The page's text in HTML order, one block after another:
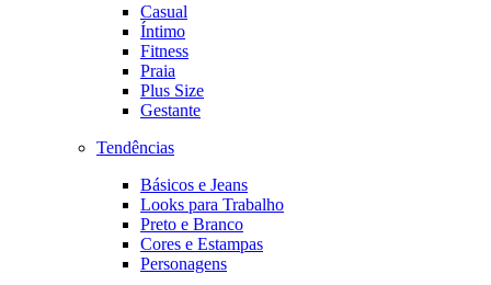
Casual
Íntimo
Fitness
Praia
Plus Size
Gestante
Tendências
Básicos e Jeans
Looks para Trabalho
Preto e Branco
Cores e Estampas
Personagens